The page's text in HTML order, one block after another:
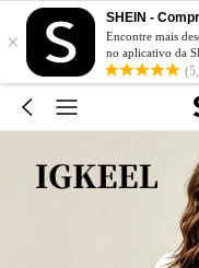
×
SHEIN -
Encontre mais
no aplicativo da